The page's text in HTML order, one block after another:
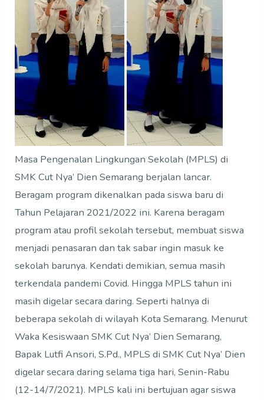
Masa Pengenalan Lingkungan Sekolah (MPLS) di
SMK Cut Nya’ Dien Semarang berjalan lancar.
Beragam program dikenalkan pada siswa baru di
Tahun Pelajaran 2021/2022 ini. Karena beragam
program atau profil sekolah tersebut, membuat siswa
menjadi penasaran dan tak sabar ingin masuk ke
sekolah barunya. Kendati demikian, semua masih
terkendala pandemi Covid. Hingga MPLS tahun ini
masih digelar secara daring. Seperti halnya di
beberapa sekolah di wilayah Kota Semarang. Menurut
Waka Kesiswaan SMK Cut Nya’ Dien Semarang,
Bapak Lutfi Ansori, S.Pd., MPLS di SMK Cut Nya’ Dien
digelar secara daring selama tiga hari, Senin-Rabu
(12-14/7/2021). MPLS kali ini bertujuan agar siswa